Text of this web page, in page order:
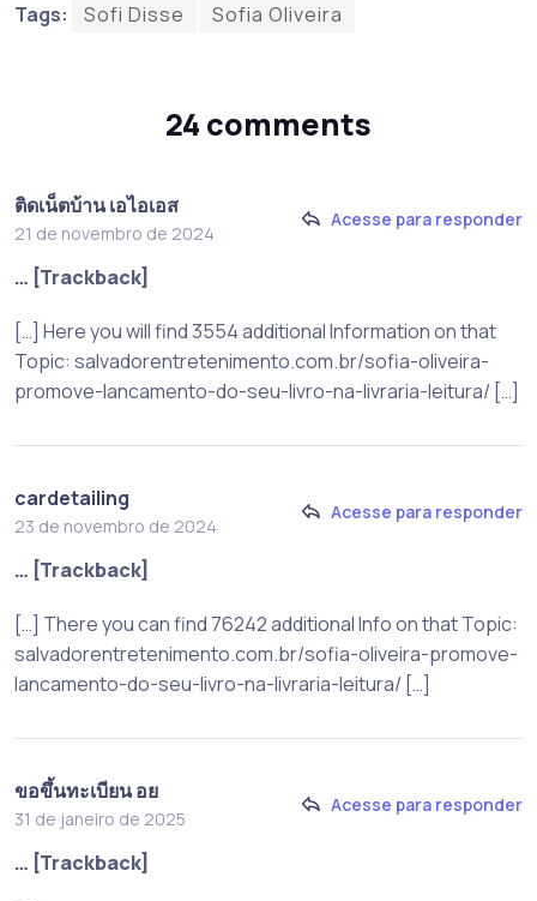
Tags: Sofi Disse Sofia Oliveira
24 comments
ติดเน็ตบ้าน เอไอเอส
21 de novembro de 2024
Acesse para responder
… [Trackback]
[…] Here you will find 3554 additional Information on that
Topic: salvadorentretenimento.com.br/sofia-oliveira-
promove-lancamento-do-seu-livro-na-livraria-leitura/ […]
cardetailing
23 de novembro de 2024
Acesse para responder
… [Trackback]
[…] There you can find 76242 additional Info on that Topic:
salvadorentretenimento.com.br/sofia-oliveira-promove-
lancamento-do-seu-livro-na-livraria-leitura/ […]
ขอขึ้นทะเบียน อย
31 de janeiro de 2025
Acesse para responder
… [Trackback]